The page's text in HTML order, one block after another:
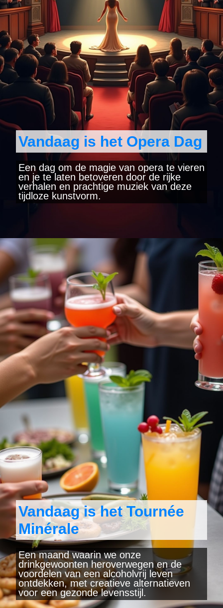
Vandaag is het Opera Dag
Een dag om de magie van opera te vieren
en je te laten betoveren door de rijke
verhalen en prachtige muziek van deze
tijdloze kunstvorm.
Wordt geopend https://www.yearlydates.com/be/nl/speciale-dag/opera-dag/
Vandaag is het Tournée
Minérale
Een maand waarin we onze
drinkgewoonten heroverwegen en de
voordelen van een alcoholvrij leven
ontdekken, met creatieve alternatieven
voor een gezonde levensstijl.